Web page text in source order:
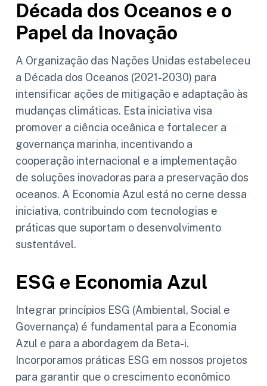
Década dos Oceanos e o
Papel da Inovação
A Organização das Nações Unidas estabeleceu
a Década dos Oceanos (2021-2030) para
intensificar ações de mitigação e adaptação às
mudanças climáticas. Esta iniciativa visa
promover a ciência oceânica e fortalecer a
governança marinha, incentivando a
cooperação internacional e a implementação
de soluções inovadoras para a preservação dos
oceanos. A Economia Azul está no cerne dessa
iniciativa, contribuindo com tecnologias e
práticas que suportam o desenvolvimento
sustentável.
ESG e Economia Azul
Integrar princípios ESG (Ambiental, Social e
Governança) é fundamental para a Economia
Azul e para a abordagem da Beta-i.
Incorporamos práticas ESG em nossos projetos
para garantir que o crescimento econômico